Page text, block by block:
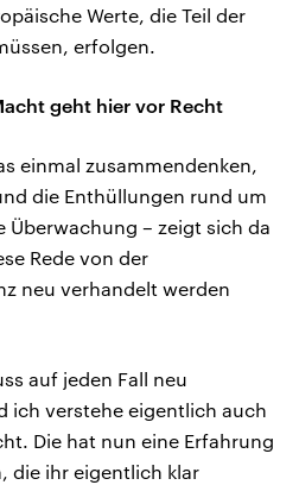
Werte, die Teil der
erfolgen.
geht hier vor Recht
einmal zusammendenken,
die Enthüllungen rund um
Überwachung – zeigt sich da
Rede von der
neu verhandelt werden
auf jeden Fall neu
ich verstehe eigentlich auch
Die hat nun eine Erfahrung
die ihr eigentlich klar